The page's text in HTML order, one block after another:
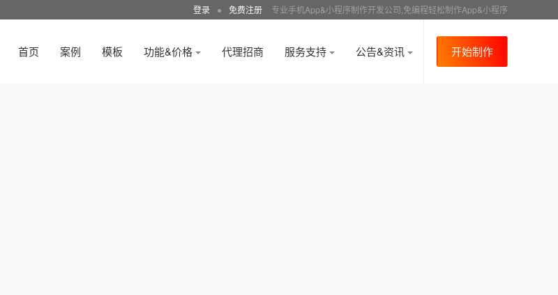
登录 ● 免费注册 专业手机App&小程序制作开发公司,免编程轻松制作App&小程序
首页 案例 模板 功能&价格 代理招商 服务支持 公告&资讯 开始制作